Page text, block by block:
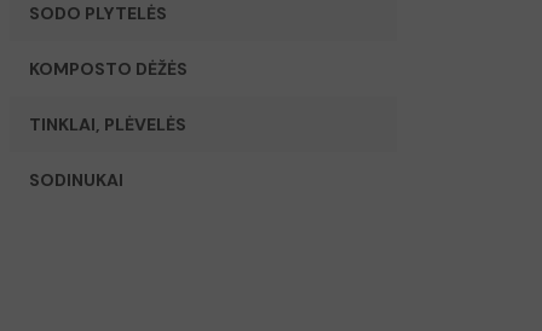
SODO PLYTELĖS
KOMPOSTO DĖŽĖS
TINKLAI, PLĖVELĖS
SODINUKAI